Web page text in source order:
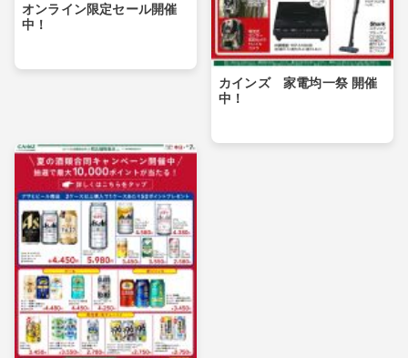
オンライン限定セール開催
中！
カインズ 家電均一祭 開催
中！